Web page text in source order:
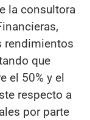
la consultora
rendimientos
que
el 50% y el
respecto a
por parte